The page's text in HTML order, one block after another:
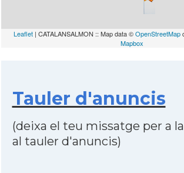
Leaflet | CATALANSALMON :: Map data ©OpenStreetMap
Mapbox
Tauler d'anuncis
(deixa el teu missatge per a
al tauler d'anuncis)